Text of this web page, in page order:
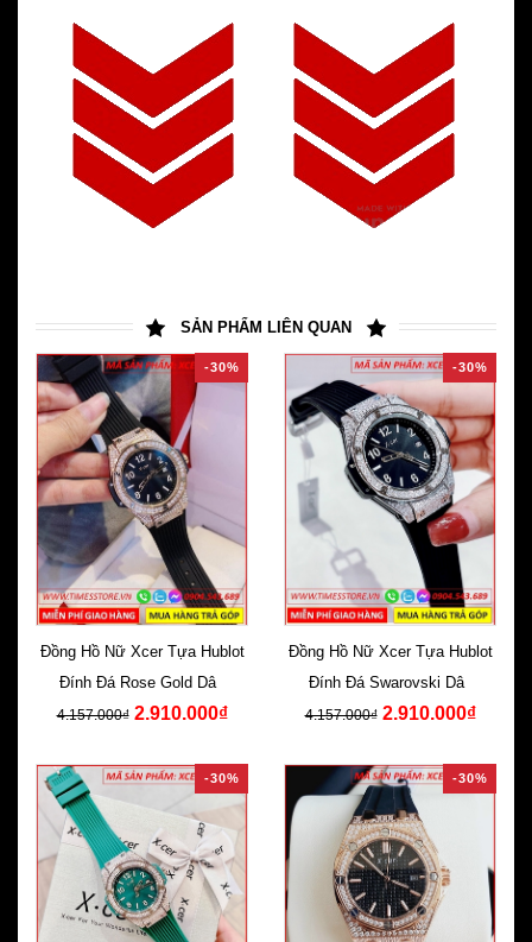
SẢN PHẨM LIÊN QUAN
-30%
Đồng Hồ Nữ Xcer Tựa Hublot
Đính Đá Rose Gold Dây
Silicone Đen
4.157.000₫ 2.910.000₫
-30%
Đồng Hồ Nữ Xcer Tựa Hublot
Đính Đá Swarovski Dây
Silicone Đen
4.157.000₫ 2.910.000₫
-30% -30%